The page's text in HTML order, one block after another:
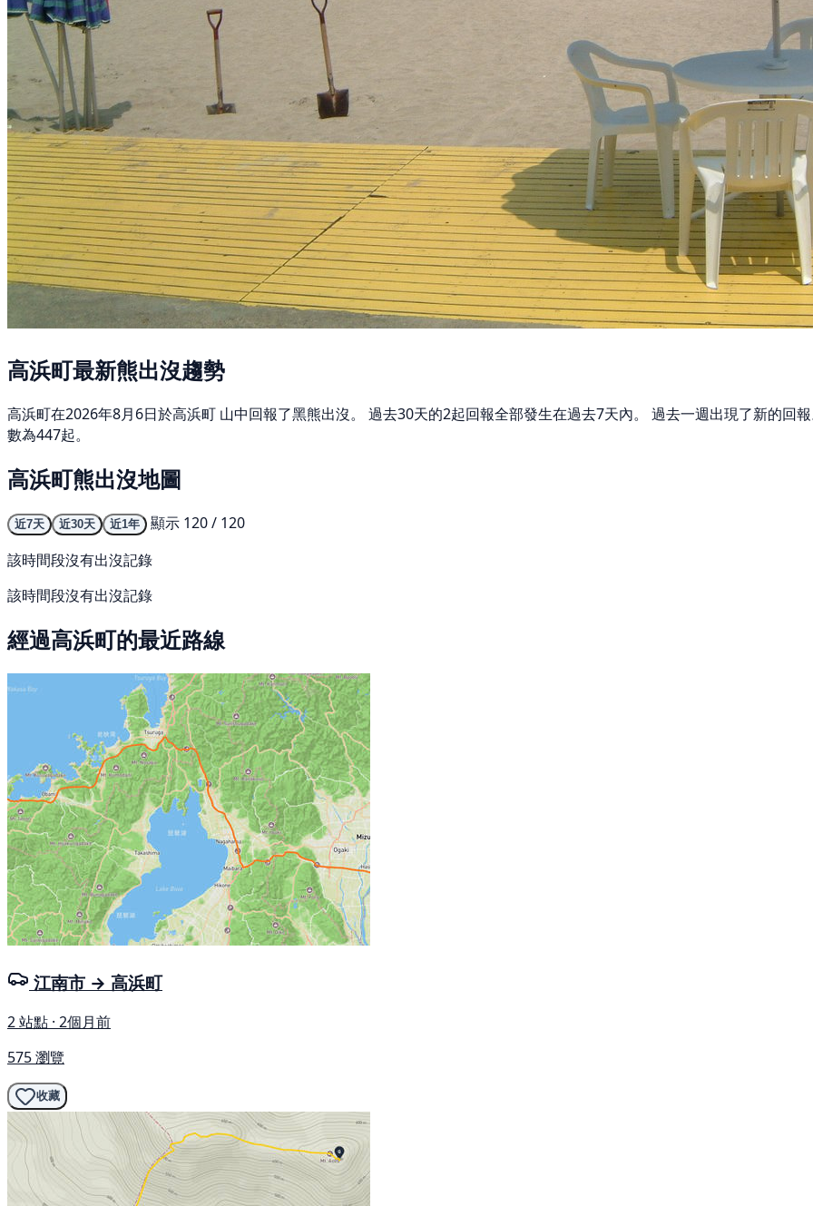
高浜町最新熊出沒趨勢
高浜町在2026年8月6日於高浜町 山中回報了黑熊出沒。 過去30天的2起回報全部發生在過去7天內。 過去一週出現了新的回
數為447起。
高浜町熊出沒地圖
近7天 近30天 近1年
顯示 120 / 120
該時間段沒有出沒記錄
該時間段沒有出沒記錄
經過高浜町的最近路線
江南市 → 高浜町
2 站點 · 2個月前
575 瀏覽
收藏